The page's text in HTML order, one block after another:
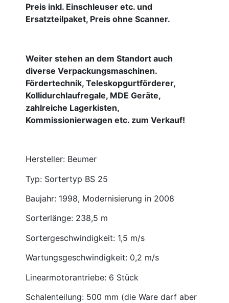
Preis inkl. Einschleuser etc. und
Ersatzteilpaket, Preis ohne Scanner.
Weiter stehen an dem Standort auch
diverse Verpackungsmaschinen.
Fördertechnik, Teleskopgurtförderer,
Kollidurchlaufregale, MDE Geräte,
zahlreiche Lagerkisten,
Kommissionierwagen etc. zum Verkauf!
Hersteller: Beumer
Typ: Sortertyp BS 25
Baujahr: 1998, Modernisierung in 2008
Sorterlänge: 238,5 m
Sortergeschwindigkeit: 1,5 m/s
Wartungsgeschwindigkeit: 0,2 m/s
Linearmotorantriebe: 6 Stück
Schalenteilung: 500 mm (die Ware darf aber